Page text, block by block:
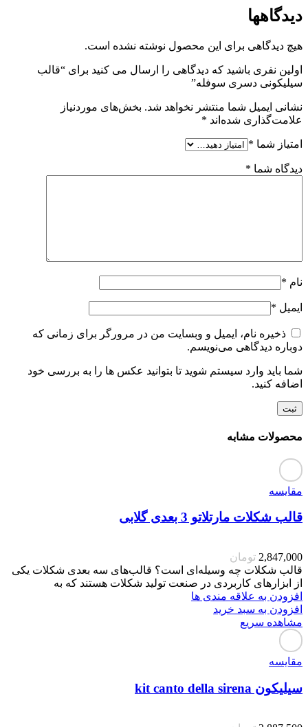
دیدگاهها
هیچ دیدگاهی برای این محصول نوشته نشده است.
اولین نفری باشید که دیدگاهی را ارسال می کنید برای “قالب
سیلیکونی دسری سوفله”
نشانی ایمیل شما منتشر نخواهد شد. بخش‌های موردنیاز
علامت‌گذاری شده‌اند *
امتیاز شما *
دیدگاه شما *
نام *
ایمیل *
ذخیره نام، ایمیل و وبسایت من در مرورگر برای زمانی که
دوباره دیدگاهی می‌نویسم.
شما باید وارد سیستم شوید تا بتوانید عکس ها را به بررسی خود
اضافه کنید.
محصولات مشابه
مقایسه
قالب شکلات مارتلاتو 3 بعدی گلابی
2,847,000 تومان
قالب شکلات چه وسیله‌ای است؟ قالب‌های سه بعدی شکلات یکی
از ابزارهای کاربردی در صنعت تولید شکلات هستند که به
افزودن به علاقه مندی ها
افزودن به سبد خرید
مشاهده سریع
مقایسه
سیلیکون kit canto della sirena